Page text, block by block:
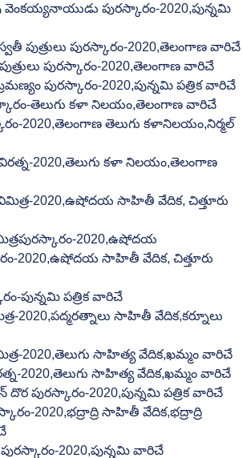
వెంకయ్యనాయుడు పురస్కారం-2020,పున్నమి
పుత్రులు పురస్కారం-2020,తెలంగాణ వారిచే
పురస్కారం-2020,తెలంగాణ వారిచే
పురస్కారం-2020,పున్నమి పత్రిక వారిచే
తెలుగు కళా నిలయం,తెలంగాణ వారిచే
2020,తెలంగాణ తెలుగు కళానిలయం,నిర్మల్
2020,తెలుగు కళా నిలయం,తెలంగాణ
2020,ఉషోదయ సాహితీ వేదిక, చిత్తూరు
2020,ఉషోదయ
2020,ఉషోదయ సాహితీ వేదిక, చిత్తూరు
పున్నమి పత్రిక వారిచే
2020,పద్మరత్నాలు సాహితీ వేదిక,కర్నూలు
2020,తెలుగు సాహిత్య వేదిక,ఖమ్మం వారిచే
2020,తెలుగు సాహిత్య వేదిక,ఖమ్మం వారిచే
దొర పురస్కారం-2020,పున్నమి పత్రిక వారిచే
2020,భద్రాద్రి సాహితీ వేదిక,భద్రాద్రి
2020,పున్నమి వారిచే